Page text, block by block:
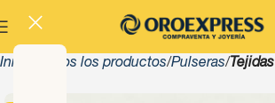
Inicio Todos los productos Pulseras Tejidas